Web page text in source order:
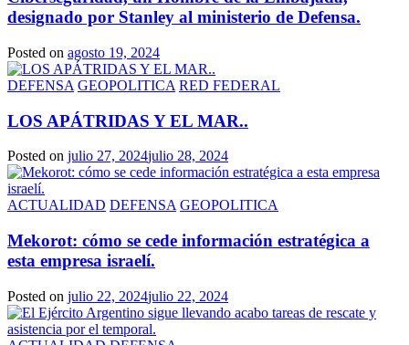
designado por Stanley al ministerio de Defensa.
Posted on agosto 19, 2024
DEFENSA GEOPOLITICA RED FEDERAL
LOS APÁTRIDAS Y EL MAR..
Posted on julio 27, 2024julio 28, 2024
ACTUALIDAD DEFENSA GEOPOLITICA
Mekorot: cómo se cede información estratégica a
esta empresa israelí.
Posted on julio 22, 2024julio 22, 2024